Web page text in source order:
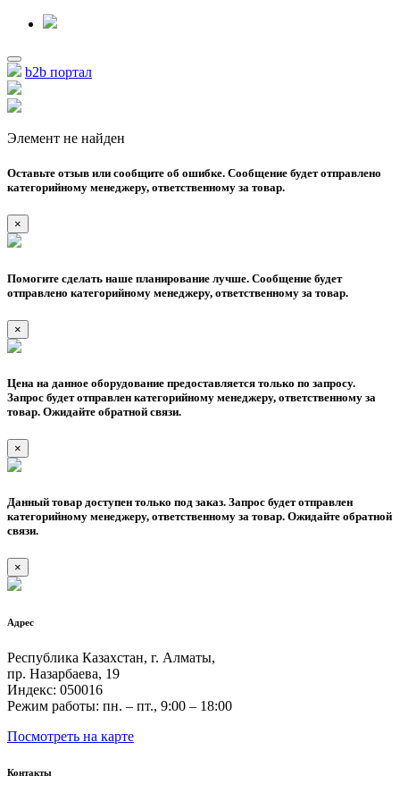
b2b портал
Элемент не найден
Оставьте отзыв или сообщите об ошибке. Сообщение будет отправлено
категорийному менеджеру, ответственному за товар.
×
Помогите сделать наше планирование лучше. Сообщение будет
отправлено категорийному менеджеру, ответственному за товар.
×
Цена на данное оборудование предоставляется только по запросу.
Запрос будет отправлен категорийному менеджеру, ответственному за
товар. Ожидайте обратной связи.
×
Данный товар доступен только под заказ. Запрос будет отправлен
категорийному менеджеру, ответственному за товар. Ожидайте обратной
связи.
×
Адрес
Республика Казахстан, г. Алматы,
пр. Назарбаева, 19
Индекс: 050016
Режим работы: пн. – пт., 9:00 – 18:00
Посмотреть на карте
Контакты